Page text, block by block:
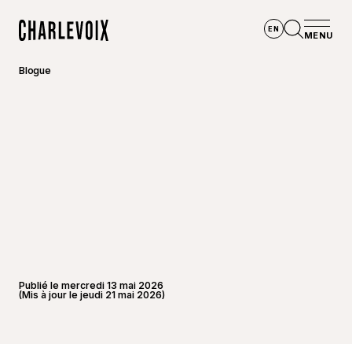
EN
MENU
Blogue
Publié le mercredi 13 mai 2026
(Mis à jour le jeudi 21 mai 2026)